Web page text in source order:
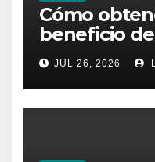
Cómo
beneficio
bonus
JUL 26, 2026